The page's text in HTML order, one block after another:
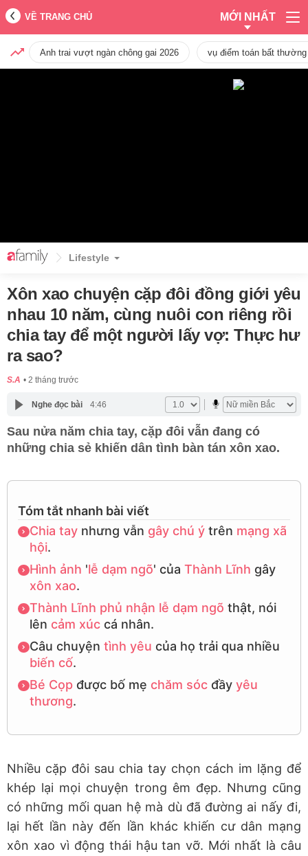
VỀ TRANG CHỦ MỚI NHẤT
Anh trai vượt ngàn chông gai 2026 vụ điểm toán bất
Lifestyle
Xôn xao chuyện cặp đôi đồng giới yêu
nhau 10 năm, cùng nuôi con riêng rồi
chia tay để một người lấy vợ: Thực hư
ra sao?
S.A 2 tháng trước
Nghe đọc bài 4:46
Sau nửa năm chia tay, cặp đôi vẫn đang có
những chia sẻ khiến dân tình bàn tán xôn xao.
Tóm tắt nhanh bài viết
Chia taynhưng vẫn gây chú ýtrên mạng xã
hội.
Hình ảnh 'lễ dạm ngõ' của Thành Lĩnh gây
xôn xao.
Thành Lĩnh phủ nhận lễ dạm ngõ thật, nói
lên cảm xúccá nhân.
Câu chuyện tình yêu của họ trải qua nhiều
biến cố.
Bé Cọpđược bố mẹ chăm sócđầy yêu
thương.
Nhiều cặp đôi sau chia tay chọn cách im lặng để
khép lại mọi chuyện trong êm đẹp. Nhưng cũng
có những mối quan hệ mà dù đã đường ai nấy đi,
lại hết lần này đến lần khác khiến cư dân mạng
xôn xao vì động thái hậu tan vỡ. Mới nhất là câu